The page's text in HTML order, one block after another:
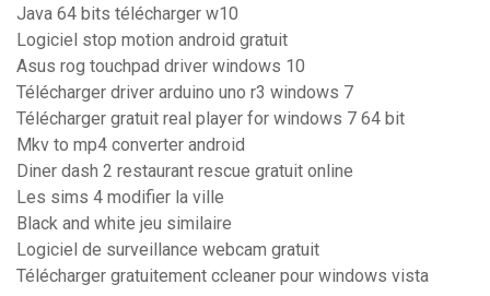
Java 64 bits télécharger w10
Logiciel stop motion android gratuit
Asus rog touchpad driver windows 10
Télécharger driver arduino uno r3 windows 7
Télécharger gratuit real player for windows 7 64 bit
Mkv to mp4 converter android
Diner dash 2 restaurant rescue gratuit online
Les sims 4 modifier la ville
Black and white jeu similaire
Logiciel de surveillance webcam gratuit
Télécharger gratuitement ccleaner pour windows vista